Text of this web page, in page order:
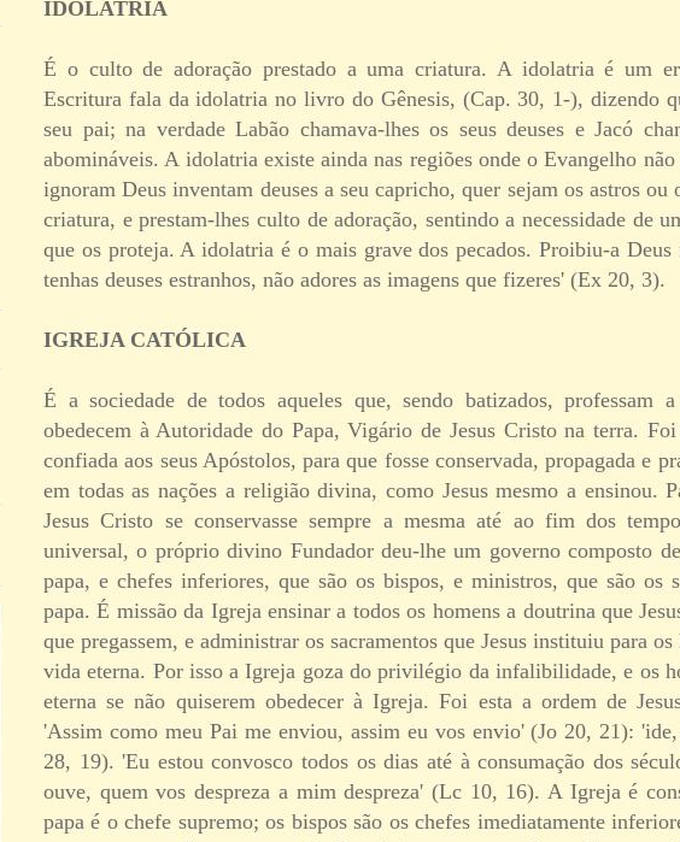
IDOLATRIA
É o culto de adoração prestado a uma criatura. A idolatria é um
Escritura fala da idolatria no livro do Gênesis, (Cap. 30, 1-), dizendo
seu pai; na verdade Labão chamava-lhes os seus deuses e Jacó
abomináveis. A idolatria existe ainda nas regiões onde o Evangelho
ignoram Deus inventam deuses a seu capricho, quer sejam os astros
criatura, e prestam-lhes culto de adoração, sentindo a necessidade de
que os proteja. A idolatria é o mais grave dos pecados. Proibiu-a
tenhas deuses estranhos, não adores as imagens que fizeres' (Ex 20, 3).
IGREJA CATÓLICA
É a sociedade de todos aqueles que, sendo batizados, professam
obedecem à Autoridade do Papa, Vigário de Jesus Cristo na terra.
confiada aos seus Apóstolos, para que fosse conservada, propagada e
em todas as nações a religião divina, como Jesus mesmo a ensinou.
Jesus Cristo se conservasse sempre a mesma até ao fim dos
universal, o próprio divino Fundador deu-lhe um governo composto
papa, e chefes inferiores, que são os bispos, e ministros, que são os
papa. É missão da Igreja ensinar a todos os homens a doutrina que
que pregassem, e administrar os sacramentos que Jesus instituiu para
vida eterna. Por isso a Igreja goza do privilégio da infalibilidade, e os
eterna se não quiserem obedecer à Igreja. Foi esta a ordem de
'Assim como meu Pai me enviou, assim eu vos envio' (Jo 20, 21):
28, 19). 'Eu estou convosco todos os dias até à consumação dos
ouve, quem vos despreza a mim despreza' (Lc 10, 16). A Igreja é
papa é o chefe supremo; os bispos são os chefes imediatamente